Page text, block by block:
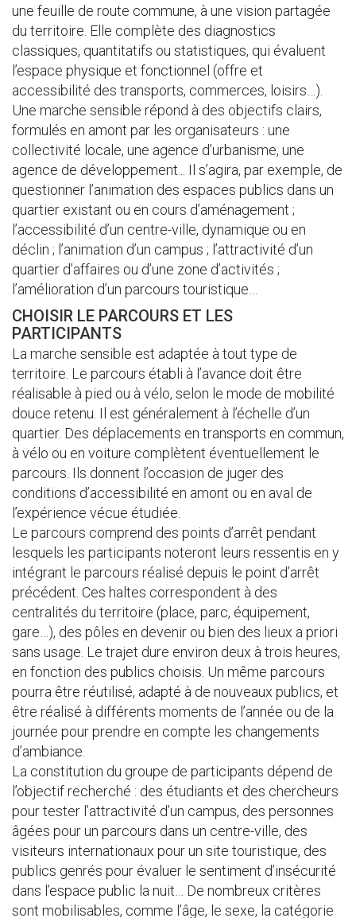
une feuille de route commune, à une vision partagée
du territoire. Elle complète des diagnostics
classiques, quantitatifs ou statistiques, qui évaluent
l’espace physique et fonctionnel (offre et
accessibilité des transports, commerces, loisirs…).
Une marche sensible répond à des objectifs clairs,
formulés en amont par les organisateurs : une
collectivité locale, une agence d’urbanisme, une
agence de développement... Il s’agira, par exemple, de
questionner l’animation des espaces publics dans un
quartier existant ou en cours d’aménagement ;
l’accessibilité d’un centre-ville, dynamique ou en
déclin ; l’animation d’un campus ; l’attractivité d’un
quartier d’affaires ou d’une zone d’activités ;
l’amélioration d’un parcours touristique…
CHOISIR LE PARCOURS ET LES
PARTICIPANTS
La marche sensible est adaptée à tout type de
territoire. Le parcours établi à l’avance doit être
réalisable à pied ou à vélo, selon le mode de mobilité
douce retenu. Il est généralement à l’échelle d’un
quartier. Des déplacements en transports en commun,
à vélo ou en voiture complètent éventuellement le
parcours. Ils donnent l’occasion de juger des
conditions d’accessibilité en amont ou en aval de
l’expérience vécue étudiée.
Le parcours comprend des points d’arrêt pendant
lesquels les participants noteront leurs ressentis en y
intégrant le parcours réalisé depuis le point d’arrêt
précédent. Ces haltes correspondent à des
centralités du territoire (place, parc, équipement,
gare…), des pôles en devenir ou bien des lieux a priori
sans usage. Le trajet dure environ deux à trois heures,
en fonction des publics choisis. Un même parcours
pourra être réutilisé, adapté à de nouveaux publics, et
être réalisé à différents moments de l’année ou de la
journée pour prendre en compte les changements
d’ambiance.
La constitution du groupe de participants dépend de
l’objectif recherché : des étudiants et des chercheurs
pour tester l’attractivité d’un campus, des personnes
âgées pour un parcours dans un centre-ville, des
visiteurs internationaux pour un site touristique, des
publics genrés pour évaluer le sentiment d’insécurité
dans l’espace public la nuit… De nombreux critères
sont mobilisables, comme l’âge, le sexe, la catégorie